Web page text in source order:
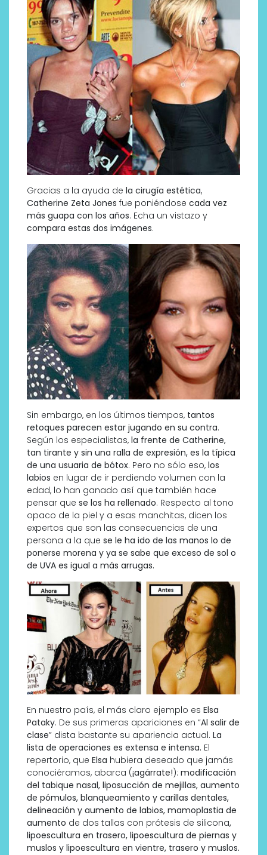
Gracias a la ayuda de la cirugía estética,
Catherine Zeta Jones fue poniéndose cada vez
más guapa con los años. Echa un vistazo y
compara estas dos imágenes.
Sin embargo, en los últimos tiempos, tantos
retoques parecen estar jugando en su contra.
Según los especialistas, la frente de Catherine,
tan tirante y sin una ralla de expresión, es la típica
de una usuaria de bótox. Pero no sólo eso, los
labios en lugar de ir perdiendo volumen con la
edad, lo han ganado así que también hace
pensar que se los ha rellenado. Respecto al tono
opaco de la piel y a esas manchitas, dicen los
expertos que son las consecuencias de una
persona a la que se le ha ido de las manos lo de
ponerse morena y ya se sabe que exceso de sol o
de UVA es igual a más arrugas.
En nuestro país, el más claro ejemplo es Elsa
Pataky. De sus primeras apariciones en “Al salir de
clase” dista bastante su apariencia actual. La
lista de operaciones es extensa e intensa. El
repertorio, que Elsa hubiera deseado que jamás
conociéramos, abarca (¡agárrate!): modificación
del tabique nasal, liposucción de mejillas, aumento
de pómulos, blanqueamiento y carillas dentales,
delineación y aumento de labios, mamoplastia de
aumento de dos tallas con prótesis de silicona,
lipoescultura en trasero, lipoescultura de piernas y
muslos y lipoescultura en vientre, trasero y muslos.